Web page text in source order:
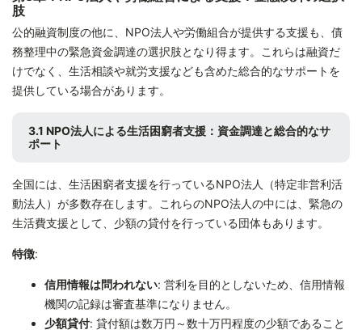
肢
公的融資制度の他に、NPO法人や労働組合が提供する支援も、債
務整理中の緊急資金調達の選択肢となり得ます。これらは融資だ
けでなく、生活相談や就労支援なども含めた総合的なサポートを
提供している場合があります。
3.1 NPO法人による生活困窮者支援：資金調達と総合的なサ
ポート
全国には、生活困窮者支援を行っているNPO法人（特定非営利活
動法人）が多数存在します。これらのNPO法人の中には、緊急の
生活費支援として、少額の貸付を行っている団体もあります。
特徴:
信用情報は問われない: 営利を目的としないため、信用情報
機関の記録は審査基準になりません。
少額貸付: 貸付額は数万円～数十万円程度の少額であること